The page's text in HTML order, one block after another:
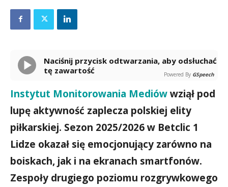
Naciśnij przycisk odtwarzania, aby odsłuchać
tę zawartość
Powered By GSpeech
Instytut Monitorowania Mediówwziął pod
lupę aktywność zaplecza polskiej elity
piłkarskiej. Sezon 2025/2026 w Betclic 1
Lidze okazał się emocjonujący zarówno na
boiskach, jak i na ekranach smartfonów.
Zespoły drugiego poziomu rozgrywkowego